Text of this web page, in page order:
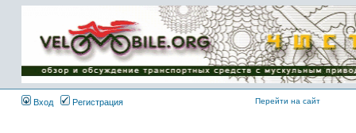
Имя пользователя:
Пароль:
{ LOG_ME_IN_SHORT
}
Вход
Регистрация Перейти на сайт